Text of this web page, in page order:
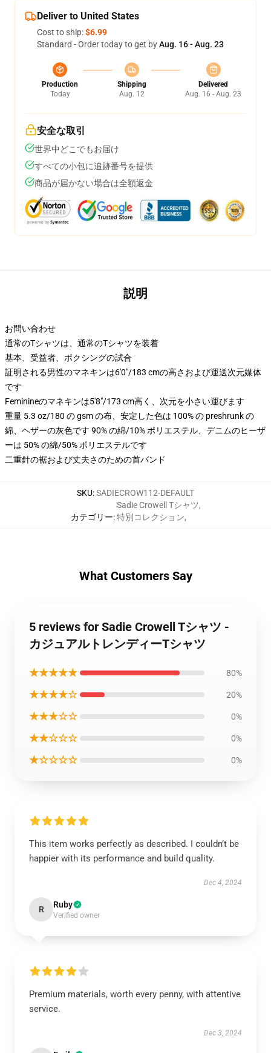
Deliver to United States
Cost to ship:$6.99
Standard - Order today to get byAug. 16 - Aug. 23
Production
Today
Shipping
Aug. 12
Delivered
Aug. 16 - Aug. 23
安全な取引
世界中どこでもお届け
すべての小包に追跡番号を提供
商品が届かない場合は全額返金
説明
お問い合わせ
通常のTシャツは、通常のTシャツを装着
基本、受益者、ボクシングの試合
証明される男性のマネキンは6'0"/183 cmの高さおよび運送次元媒体
です
Feminineのマネキンは5'8"/173 cm高く、次元を小さい運びます
重量 5.3 oz/180 の gsm の布、安定した色は 100% の preshrunk の
綿、ヘザーの灰色です 90% の綿/10% ポリエステル、デニムのヒーザ
ーは 50% の綿/50% ポリエステルです
二重針の裾および丈夫さのための首バンド
SKU:SADIECROW112-DEFAULT
カテゴリー:
Sadie Crowell Tシャツ,
特別コレクション,
What Customers Say
5 reviews for Sadie Crowell Tシャツ -
カジュアルトレンディーTシャツ
★★★★★ 80%
★★★★☆ 20%
★★★☆☆ 0%
★★☆☆☆ 0%
★☆☆☆☆ 0%
This item works perfectly as described. I couldn’t be
happier with its performance and build quality.
Dec 4, 2024
R Ruby
Verified owner
Premium materials, worth every penny, with attentive
service.
Dec 3, 2024